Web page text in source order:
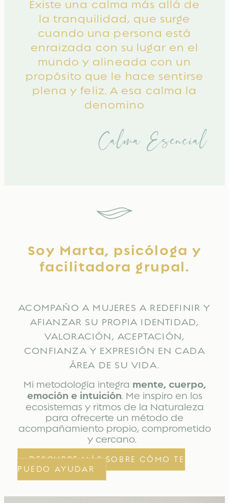
Existe una calma más allá de
la tranquilidad, que surge
cuando una persona está
enraizada con su lugar en el
mundo y alineada con un
propósito que le hace sentirse
plena y feliz. A esa calma la
denomino
Calma Esencial
Soy Marta, psicóloga y
facilitadora grupal.
ACOMPAÑO A MUJERES A REDEFINIR Y
AFIANZAR SU PROPIA IDENTIDAD,
VALORACIÓN, ACEPTACIÓN,
CONFIANZA Y EXPRESIÓN EN CADA
ÁREA DE SU VIDA.
Mi metodología integra mente, cuerpo,
emoción e intuición. Me inspiro en los
ecosistemas y ritmos de la Naturaleza
para ofrecerte un método de
acompañamiento propio, comprometido
y cercano.
DESCUBRE MÁS SOBRE CÓMO TE
PUEDO AYUDAR